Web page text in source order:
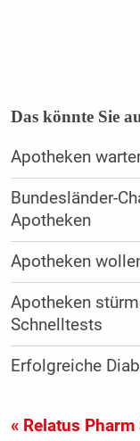
Das könnte Sie
Apotheken
Bundesländer-
Apotheken
Apotheken
Apotheken
Schnelltests
Erfolgreiche
« Relatus